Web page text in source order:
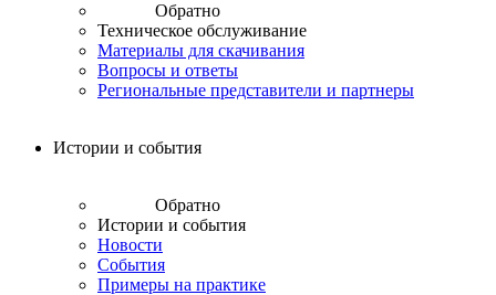
Обратно
Техническое обслуживание
Материалы для скачивания
Вопросы и ответы
Региональные представители и партнеры
Истории и события
Обратно
Истории и события
Новости
События
Примеры на практике